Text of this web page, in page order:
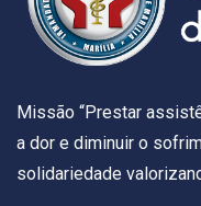
Missão “Prestar
a dor e diminuir o
solidariedade